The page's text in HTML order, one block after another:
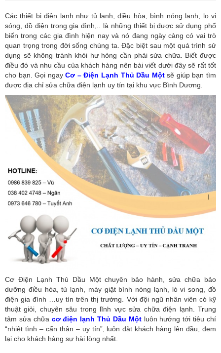
Các thiết bị điện lạnh như tủ lạnh, điều hòa, bình nóng lạnh, lo vi
sóng, đồ điện trong gia đình,.. là những thiết bị được sử dụng phổ
biến trong các gia đình hiện nay và nó đang ngày càng có vai trò
quan trọng trong đời sống chúng ta. Đặc biệt sau một quá trình sử
dụng sẽ không tránh khỏi hư hỏng cần phải sửa chữa. Biết được
điều đó và nhu cầu của khách hàng nên bài viết dưới đây sẽ rất tốt
cho bạn. Gọi ngayCơ – Điện Lạnh Thủ Dầu Một sẽ giúp bạn tìm
được địa chỉ sửa chữa điện lạnh uy tín tại khu vực Bình Dương.
Cơ Điện Lạnh Thủ Dầu Một chuyên bảo hành, sửa chữa bảo
dưỡng điều hòa, tủ lạnh, máy giặt bình nóng lạnh, lò vi song, đồ
điện gia đình …uy tín trên thị trường. Với đội ngũ nhân viên có kỹ
thuật giỏi, chuyên sâu trong lĩnh vực sửa chữa điện lạnh. Trung
tâm sửa chữa cơ điện lạnh Thủ Dầu Mộtluôn hướng tới tiêu chí
“nhiệt tình – cẩn thận – uy tín”, luôn đặt khách hàng lên đầu, đem
lại cho khách hàng sự hài lòng nhất.